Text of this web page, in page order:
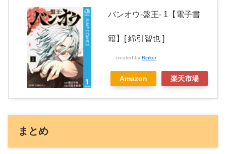
バンオウ-盤王- 1【電子書
籍】[ 綿引智也 ]
created by Rinker
Amazon 楽天市場
まとめ